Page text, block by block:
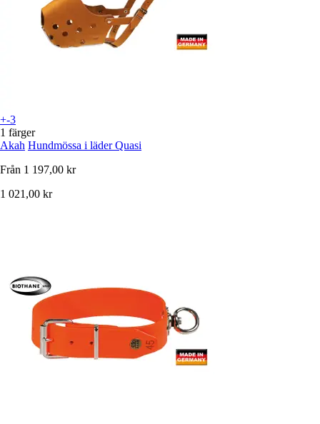
+-3
1 färger
Akah Hundmössa i läder Quasi
Från 1 197,00 kr
1 021,00 kr